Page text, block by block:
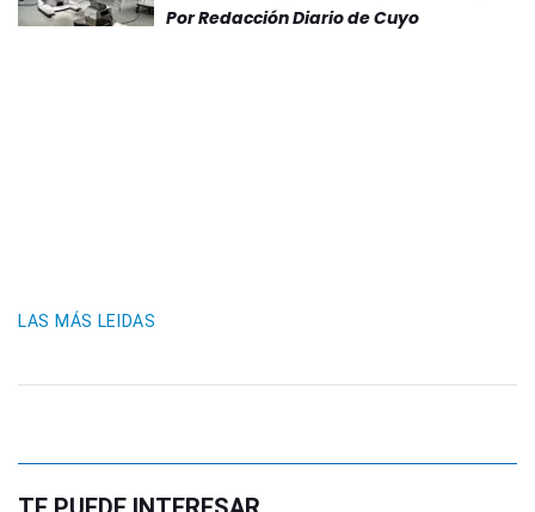
PorRedacción Diario de Cuyo
LAS MÁS LEIDAS